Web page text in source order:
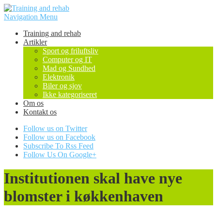
Navigation Menu
Training and rehab
Artikler
Sport og friluftsliv
Computer og IT
Mad og Sundhed
Elektronik
Biler og sjov
Ikke kategoriseret
Om os
Kontakt os
Follow us on Twitter
Follow us on Facebook
Subscribe To Rss Feed
Follow Us On Google+
Institutionen skal have nye
blomster i køkkenhaven